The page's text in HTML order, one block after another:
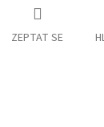
ZEPTAT SE